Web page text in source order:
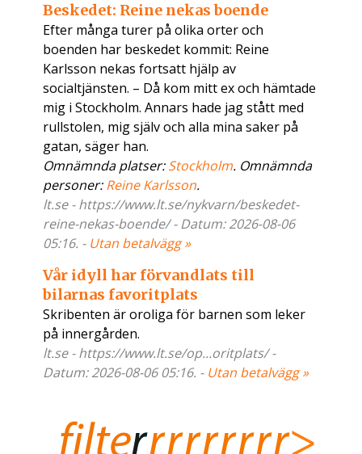
Beskedet: Reine nekas boende
Efter många turer på olika orter och
boenden har beskedet kommit: Reine
Karlsson nekas fortsatt hjälp av
socialtjänsten. – Då kom mitt ex och hämtade
mig i Stockholm. Annars hade jag stått med
rullstolen, mig själv och alla mina saker på
gatan, säger han.
Omnämnda platser:Stockholm. Omnämnda
personer:Reine Karlsson.
lt.se - https://www.lt.se/nykvarn/beskedet-
reine-nekas-boende/ - Datum: 2026-08-06
05:16. - Utan betalvägg »
Vår idyll har förvandlats till
bilarnas favoritplats
Skribenten är oroliga för barnen som leker
på innergården.
lt.se - https://www.lt.se/op...oritplats/ -
Datum: 2026-08-06 05:16. - Utan betalvägg »